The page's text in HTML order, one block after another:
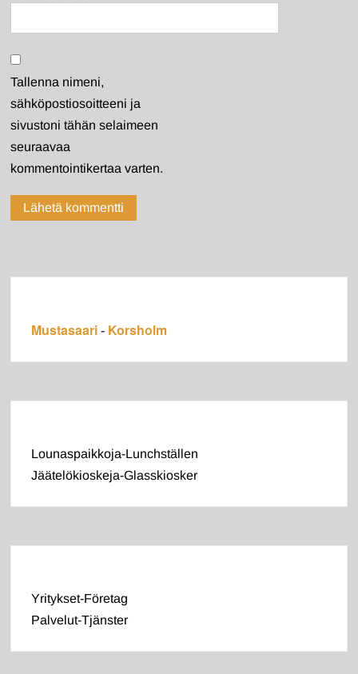
Tallenna nimeni,
sähköpostiosoitteeni ja
sivustoni tähän selaimeen
seuraavaa
kommentointikertaa varten.
Mustasaari - Korsholm
Lounaspaikkoja-Lunchställen
Jäätelökioskeja-Glasskiosker
Yritykset-Företag
Palvelut-Tjänster